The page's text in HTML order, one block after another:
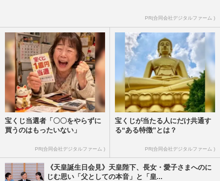
PR(合同会社デジタルファーム )
宝くじ当選者「〇〇をやらずに
買うのはもったいない」
PR(合同会社デジタルファーム )
宝くじが当たる人にだけ共通す
る“ある特徴”とは？
PR(合同会社デジタルファーム )
《天皇誕生日会見》天皇陛下、長女・愛子さまへのに
じむ思い「父としての本音」と「皇...